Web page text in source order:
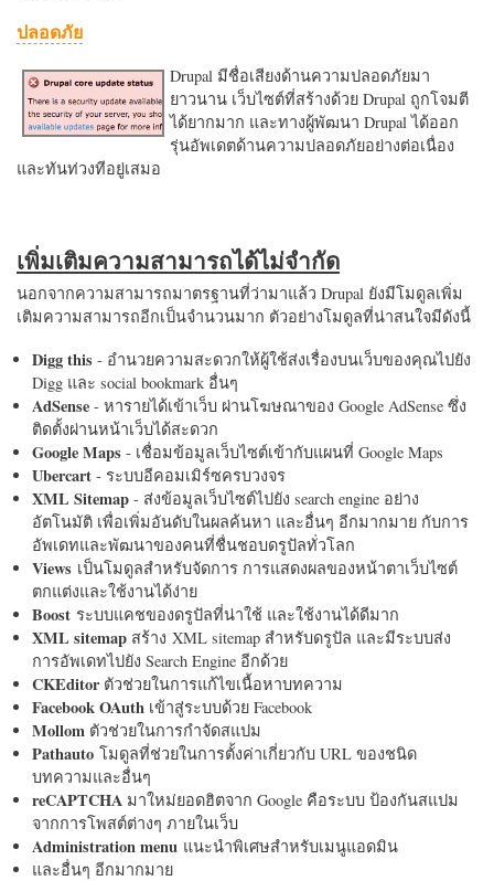
ปลอดภัย
Drupal มีชื่อเสียงด้านความปลอดภัยมา
ยาวนาน เว็บไซต์ที่สร้างด้วย Drupal ถูกโจมตี
ได้ยากมาก และทางผู้พัฒนา Drupal ได้ออก
รุ่นอัพเดตด้านความปลอดภัยอย่างต่อเนื่อง
และทันท่วงทีอยู่เสมอ
เพิ่มเติมความสามารถได้ไม่จำกัด
นอกจากความสามารถมาตรฐานที่ว่ามาแล้ว Drupal ยังมีโมดูลเพิ่ม
เติมความสามารถอีกเป็นจำนวนมาก ตัวอย่างโมดูลที่น่าสนใจมีดังนี้
Digg this - อำนวยความสะดวกให้ผู้ใช้ส่งเรื่องบนเว็บของคุณไปยัง
Digg และ social bookmark อื่นๆ
AdSense - หารายได้เข้าเว็บ ผ่านโฆษณาของ Google AdSense ซึ่ง
ติดตั้งผ่านหน้าเว็บได้สะดวก
Google Maps - เชื่อมข้อมูลเว็บไซต์เข้ากับแผนที่ Google Maps
Ubercart - ระบบอีคอมเมิร์ซครบวงจร
XML Sitemap - ส่งข้อมูลเว็บไซต์ไปยัง search engine อย่าง
อัตโนมัติ เพื่อเพิ่มอันดับในผลค้นหา และอื่นๆ อีกมากมาย กับการ
อัพเดทและพัฒนาของคนที่ชื่นชอบดรูปัลทั่วโลก
Views เป็นโมดูลสำหรับจัดการ การแสดงผลของหน้าตาเว็บไซต์
ตกแต่งและใช้งานได้ง่าย
Boost ระบบแคชของดรูปัลที่น่าใช้ และใช้งานได้ดีมาก
XML sitemap สร้าง XML sitemap สำหรับดรูปัล และมีระบบส่ง
การอัพเดทไปยัง Search Engine อีกด้วย
CKEditorตัวช่วยในการแก้ไขเนื้อหาบทความ
Facebook OAuth เข้าสู่ระบบด้วย Facebook
Mollom ตัวช่วยในการกำจัดสแปม
Pathauto โมดูลที่ช่วยในการตั้งค่าเกี่ยวกับ URL ของชนิด
บทความและอื่นๆ
reCAPTCHA มาใหม่ยอดฮิตจาก Google คือระบบ ป้องกันสแปม
จากการโพสต์ต่างๆ ภายในเว็บ
Administration menu แนะนำพิเศษสำหรับเมนูแอดมิน
และอื่นๆ อีกมากมาย